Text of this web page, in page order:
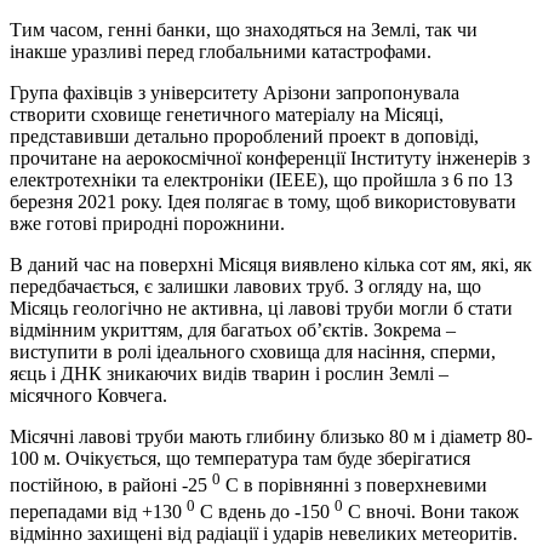
Тим часом, генні банки, що знаходяться на Землі, так чи
інакше уразливі перед глобальними катастрофами.
Група фахівців з університету Арізони запропонувала
створити сховище генетичного матеріалу на Місяці,
представивши детально пророблений проект в доповіді,
прочитане на аерокосмічної конференції Інституту інженерів з
електротехніки та електроніки (IEEE), що пройшла з 6 по 13
березня 2021 року. Ідея полягає в тому, щоб використовувати
вже готові природні порожнини.
В даний час на поверхні Місяця виявлено кілька сот ям, які, як
передбачається, є залишки лавових труб. З огляду на, що
Місяць геологічно не активна, ці лавові труби могли б стати
відмінним укриттям, для багатьох об’єктів. Зокрема –
виступити в ролі ідеального сховища для насіння, сперми,
яєць і ДНК зникаючих видів тварин і рослин Землі –
місячного Ковчега.
Місячні лавові труби мають глибину близько 80 м і діаметр 80-
100 м. Очікується, що температура там буде зберігатися
постійною, в районі -25 0 C в порівнянні з поверхневими
перепадами від +130 0 C вдень до -150 0 C вночі. Вони також
відмінно захищені від радіації і ударів невеликих метеоритів.